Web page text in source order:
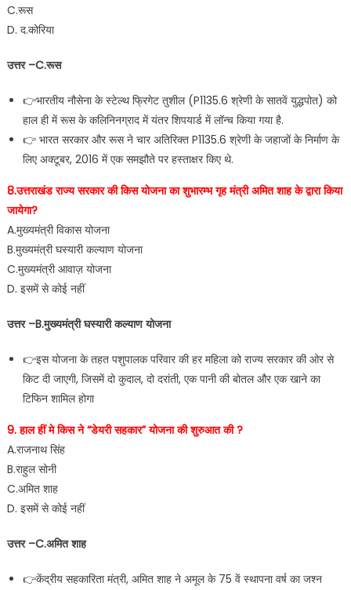
C.रूस
D. द.कोरिया
उत्तर –C.रूस
👉भारतीय नौसेना के स्टेल्थ फ्रिगेट तुशील (P1135.6 श्रेणी के सातवें युद्धपोत) को
हाल ही में रूस के कलिनिनग्राद में यंतर शिपयार्ड में लॉन्च किया गया है.
👉 भारत सरकार और रूस ने चार अतिरिक्त P1135.6 श्रेणी के जहाजों के निर्माण के
लिए अक्टूबर, 2016 में एक समझौते पर हस्ताक्षर किए थे.
8.उत्तराखंड राज्य सरकार की किस योजना का शुभारम्भ गृह मंत्री अमित शाह के द्वारा किया
जायेगा?
A.मुख्यमंत्री विकास योजना
B.मुख्यमंत्री घस्यारी कल्याण योजना
C.मुख्यमंत्री आवाज़ योजना
D. इसमें से कोई नहीं
उत्तर –B.मुख्यमंत्री घस्यारी कल्याण योजना
👉इस योजना के तहत पशुपालक परिवार की हर महिला को राज्य सरकार की ओर से
किट दी जाएगी, जिसमें दो कुदाल, दो दरांती, एक पानी की बोतल और एक खाने का
टिफिन शामिल होगा
9. हाल हीं मे किस ने “डेयरी सहकार” योजना की शुरुआत की ?
A.राजनाथ सिंह
B.राहुल सोनी
C.अमित शाह
D. इसमें से कोई नहीं
उत्तर –C.अमित शाह
👉केंद्रीय सहकारिता मंत्री, अमित शाह ने अमूल के 75 वें स्थापना वर्ष का जश्न